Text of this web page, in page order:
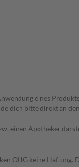
eines
dich bitte direkt an
einen Apotheker
OHG keine Haftung.